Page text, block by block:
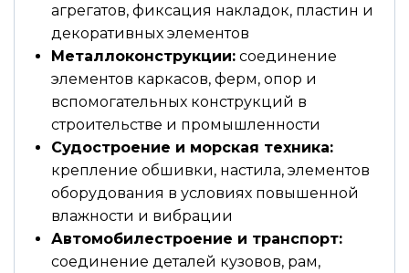
агрегатов, фиксация накладок, пластин и
декоративных элементов
Металлоконструкции: соединение
элементов каркасов, ферм, опор и
вспомогательных конструкций в
строительстве и промышленности
Судостроение и морская техника:
крепление обшивки, настила, элементов
оборудования в условиях повышенной
влажности и вибрации
Автомобилестроение и транспорт:
соединение деталей кузовов, рам,